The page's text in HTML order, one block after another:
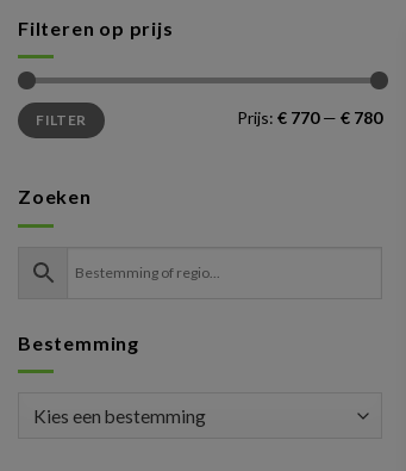
Filteren op prijs
Min.
prijs
Max.
prijsFILTER Prijs: € 770— € 780
Zoeken
Bestemming